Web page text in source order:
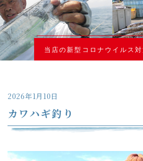
当店の新型コロナウイルス
2026年1月10日
カワハギ釣り